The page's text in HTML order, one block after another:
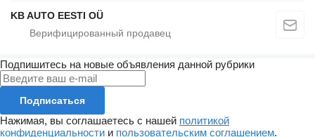
KB AUTO EESTI OÜ
Подпишитесь на новые объявления данной рубрики
Подписаться
Нажимая, вы соглашаетесь с нашей политикой
конфиденциальности и пользовательским соглашением.